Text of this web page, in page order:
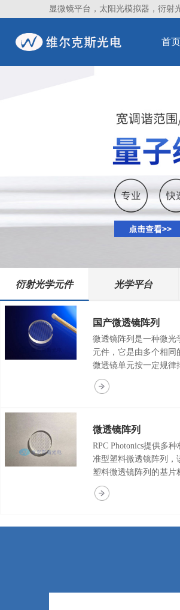
显微镜平台，太阳光模拟器，衍射
首页
衍射光学元件 光学平台
国产微透镜阵列
微透镜阵列是一种微光
元件，它是由多个相同
微透镜单元按一定规律
布的阵列透镜，其中微透
镜单元的尺寸从几微米到
集成化等优点，被广泛应
用在阵列匀光，Shack-
Hartmann波前传感器，
纤耦合，光通信和三维
像等不同应用领域领域。
微透镜阵列
RPC Photonics提供多种
准型塑料微透镜阵列，
塑料微透镜阵列的基片
料为玻璃，微透镜材料为
塑料。微透镜则由基层和
Photonics塑料微透镜阵
本大幅下降，性价比高